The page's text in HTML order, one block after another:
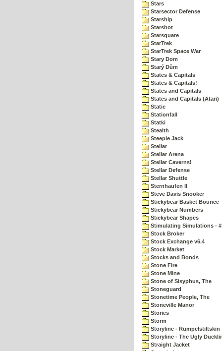
Stars
Starsector Defense
Starship
Starshot
Starsquare
StarTrek
StarTrek Space War
Stary Dom
Starý Dům
States & Capitals
States & Capitals!
States and Capitals
States and Capitals (Atari)
Static
Stationfall
Statki
Stealth
Steeple Jack
Stellar
Stellar Arena
Stellar Caverns!
Stellar Defense
Stellar Shuttle
Sternhaufen II
Steve Davis Snooker
Stickybear Basket Bounce
Stickybear Numbers
Stickybear Shapes
Stimulating Simulations -
Stock Broker
Stock Exchange v6.4
Stock Market
Stocks and Bonds
Stone Fire
Stone Mine
Stone of Sisyphus, The
Stoneguard
Stonetime People, The
Stoneville Manor
Stories
Storm
Storyline - Rumpelstiltskin
Storyline - The Ugly
Straight Jacket